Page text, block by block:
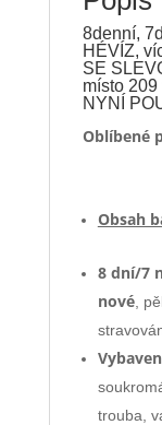
8denní,
HÉVÍZ,
SE
místo 209
NYNÍ
Oblíbené
Obsah
8 dní/7
nové,
trouba,